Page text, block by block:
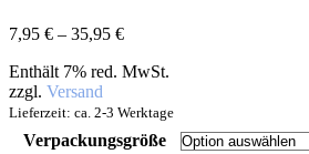
7,95 € – 35,95 €
Enthält 7% red. MwSt.
zzgl. Versand
Lieferzeit: ca. 2-3 Werktage
Verpackungsgröße